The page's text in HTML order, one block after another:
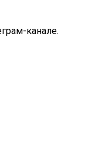
канале.